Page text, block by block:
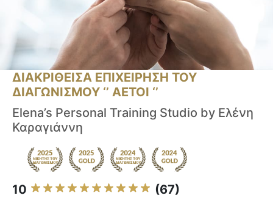
ΔΙΑΚΡΙΘΕΙΣΑ ΕΠΙΧΕΙΡΗΣΗ ΤΟΥ
ΔΙΑΓΩΝΙΣΜΟΥ ‘’ ΑΕΤΟΙ ‘’
Elena’s Personal Training Studio by Ελένη
Καραγιάννη
10 (67)